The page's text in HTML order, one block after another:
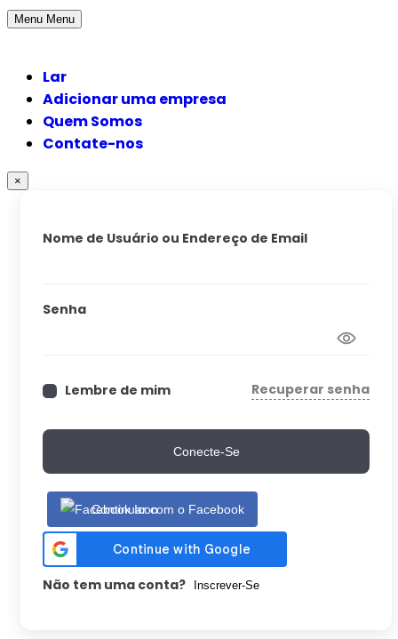
Menu Menu
Lar
Adicionar uma empresa
Quem Somos
Contate-nos
×
Nome de Usuário ou Endereço de Email
Senha
Lembre de mim Recuperar senha
Conecte-Se
Continuar com o Facebook
Não tem uma conta? Inscrever-Se